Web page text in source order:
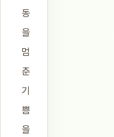
동
을
멈
춘
기
쁨
을